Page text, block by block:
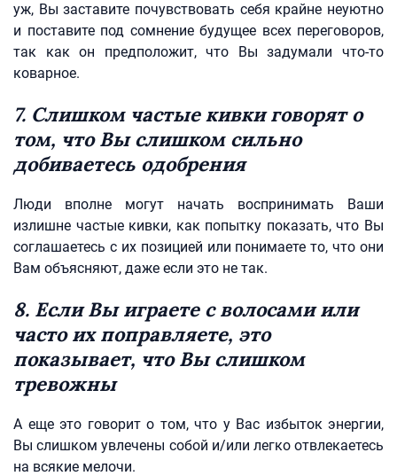
уж, Вы заставите почувствовать себя крайне неуютно
и поставите под сомнение будущее всех переговоров,
так как он предположит, что Вы задумали что-то
коварное.
7. Слишком частые кивки говорят о
том, что Вы слишком сильно
добиваетесь одобрения
Люди вполне могут начать воспринимать Ваши
излишне частые кивки, как попытку показать, что Вы
соглашаетесь с их позицией или понимаете то, что они
Вам объясняют, даже если это не так.
8. Если Вы играете с волосами или
часто их поправляете, это
показывает, что Вы слишком
тревожны
А еще это говорит о том, что у Вас избыток энергии,
Вы слишком увлечены собой и/или легко отвлекаетесь
на всякие мелочи.